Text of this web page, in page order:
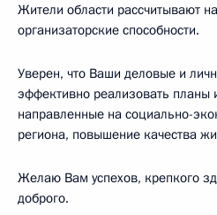
Жители области рассчитывают
организаторские способности.
Уверен, что Ваши деловые и
эффективно реализовать планы
направленные на социально-
региона, повышение качества
Желаю Вам успехов, крепкого
доброго.